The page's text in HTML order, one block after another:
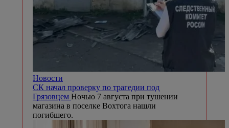
Новости
СК начал проверку по трагедии под
Грязовцем Ночью 7 августа при тушении
магазина в поселке Вохтога нашли
погибшего.